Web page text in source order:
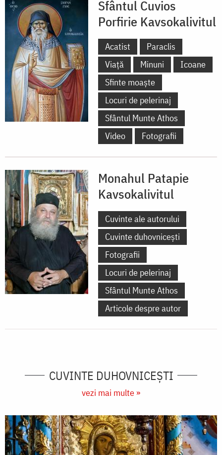
Sfântul Cuvios
Porfirie Kavsokalivitul
Acatist
Paraclis
Viață
Minuni
Icoane
Sfinte moaște
Locuri de pelerinaj
Sfântul Munte Athos
Video
Fotografii
Monahul Patapie
Kavsokalivitul
Cuvinte ale autorului
Cuvinte duhovnicești
Fotografii
Locuri de pelerinaj
Sfântul Munte Athos
Articole despre autor
CUVINTE DUHOVNICEȘTI
vezi mai multe »